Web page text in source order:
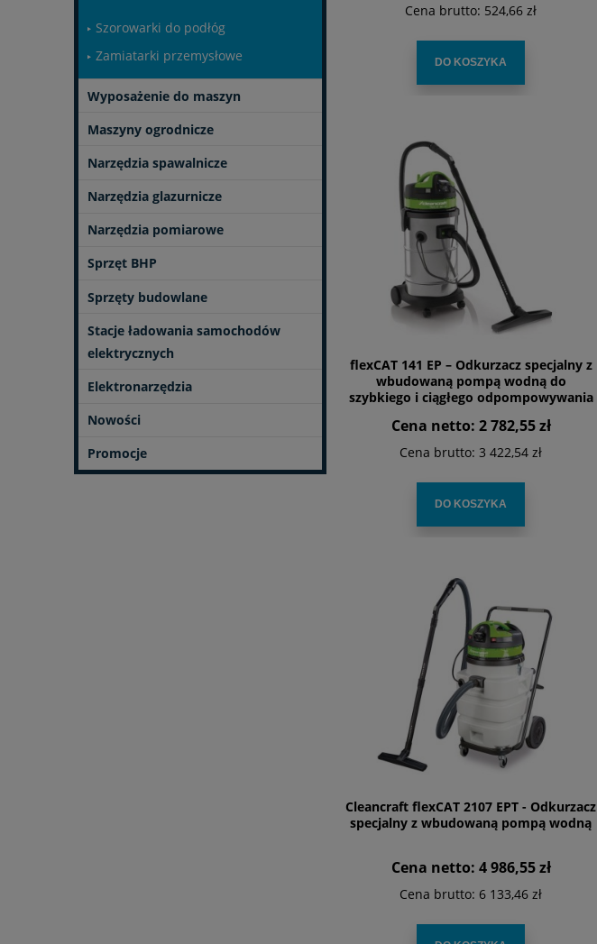
Szorowarki do podłóg
Zamiatarki przemysłowe
Wyposażenie do maszyn
Maszyny ogrodnicze
Narzędzia spawalnicze
Narzędzia glazurnicze
Narzędzia pomiarowe
Sprzęt BHP
Sprzęty budowlane
Stacje ładowania samochodów
elektrycznych
Elektronarzędzia
Nowości
Promocje
Cena brutto: 524,66 zł
DO KOSZYKA
flexCAT 141 EP – Odkurzacz specjalny z
wbudowaną pompą wodną do
szybkiego i ciągłego odpompowywania
Cena netto: 2 782,55 zł
Cena brutto: 3 422,54 zł
DO KOSZYKA
Cleancraft flexCAT 2107 EPT - Odkurzacz
specjalny z wbudowaną pompą wodną
Cena netto: 4 986,55 zł
Cena brutto: 6 133,46 zł